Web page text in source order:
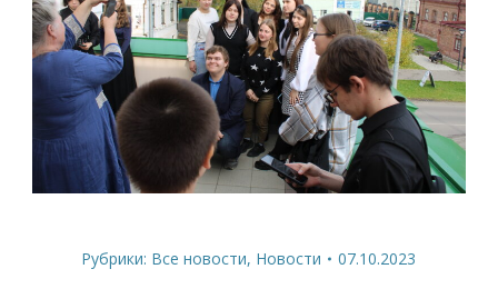
Рубрики: Все новости, Новости 07.10.2023